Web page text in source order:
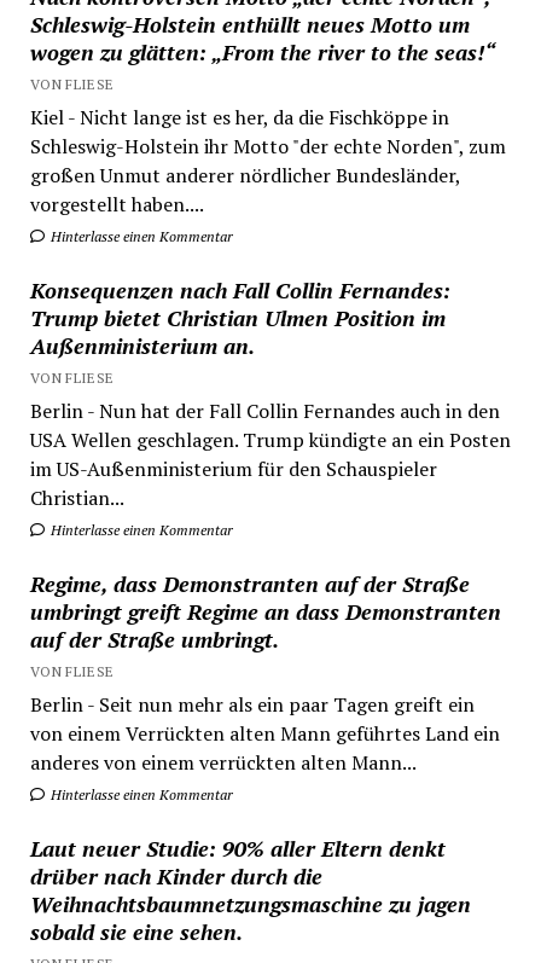
Schleswig-Holstein enthüllt neues Motto um
wogen zu glätten: „From the river to the seas!“
VON FLIESE
Kiel - Nicht lange ist es her, da die Fischköppe in
Schleswig-Holstein ihr Motto "der echte Norden", zum
großen Unmut anderer nördlicher Bundesländer,
vorgestellt haben....
Hinterlasse einen Kommentar
Konsequenzen nach Fall Collin Fernandes:
Trump bietet Christian Ulmen Position im
Außenministerium an.
VON FLIESE
Berlin - Nun hat der Fall Collin Fernandes auch in den
USA Wellen geschlagen. Trump kündigte an ein Posten
im US-Außenministerium für den Schauspieler
Christian...
Hinterlasse einen Kommentar
Regime, dass Demonstranten auf der Straße
umbringt greift Regime an dass Demonstranten
auf der Straße umbringt.
VON FLIESE
Berlin - Seit nun mehr als ein paar Tagen greift ein
von einem Verrückten alten Mann geführtes Land ein
anderes von einem verrückten alten Mann...
Hinterlasse einen Kommentar
Laut neuer Studie: 90% aller Eltern denkt
drüber nach Kinder durch die
Weihnachtsbaumnetzungsmaschine zu jagen
sobald sie eine sehen.